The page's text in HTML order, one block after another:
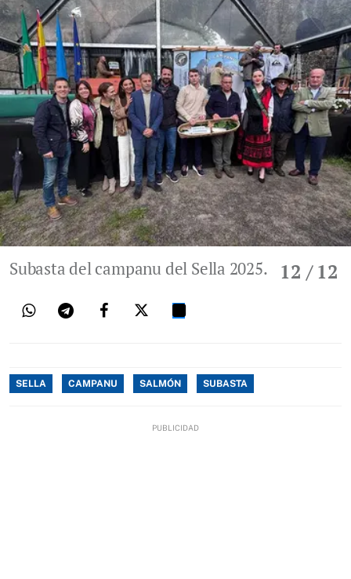
12 / 12
Subasta del campanu del Sella 2025.
SELLA CAMPANU SALMÓN SUBASTA